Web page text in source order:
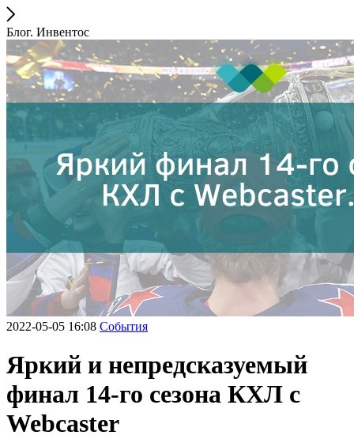
Блог. Инвентос
2022-05-05 16:08 События
Яркий и непредсказуемый
финал 14-го сезона КХЛ с
Webcaster